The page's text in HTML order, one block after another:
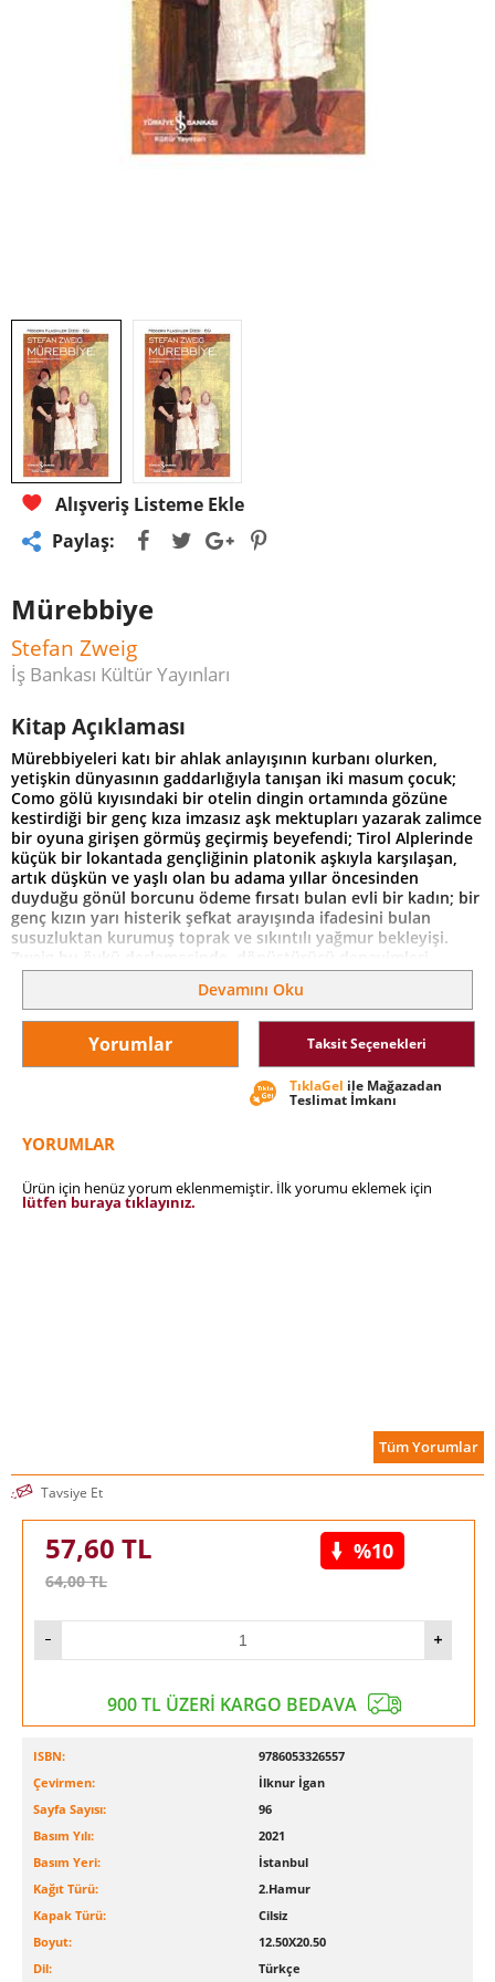
Alışveriş Listeme Ekle
Paylaş:
Mürebbiye
Stefan Zweig
İş Bankası Kültür Yayınları
Kitap Açıklaması
Mürebbiyeleri katı bir ahlak anlayışının kurbanı olurken,
yetişkin dünyasının gaddarlığıyla tanışan iki masum çocuk;
Como gölü kıyısındaki bir otelin dingin ortamında gözüne
kestirdiği bir genç kıza imzasız aşk mektupları yazarak zalimce
bir oyuna girişen görmüş geçirmiş beyefendi; Tirol Alplerinde
küçük bir lokantada gençliğinin platonik aşkıyla karşılaşan,
artık düşkün ve yaşlı olan bu adama yıllar öncesinden
duyduğu gönül borcunu ödeme fırsatı bulan evli bir kadın; bir
genç kızın yarı histerik şefkat arayışında ifadesini bulan
susuzluktan kurumuş toprak ve sıkıntılı yağmur bekleyişi.
Zweig bu öykü derlemesinde, dönüştürücü deneyimleri
sağlam anlatılara dönüştürmekteki ustalığıyla yine insanın
kusurlarını, özlemlerini, karşılaştığı engelleyici durumları
empatiyle çözümlüyor.
Devamını Oku
Yorumlar Taksit Seçenekleri
TıklaGel ile Mağazadan
Teslimat İmkanı
YORUMLAR
Ürün için henüz yorum eklenmemiştir. İlk yorumu eklemek için
lütfen buraya tıklayınız.
Tüm Yorumlar
Tavsiye Et
57,60 TL
64,00TL
%10
900 TL ÜZERİ KARGO BEDAVA
ISBN:
9786053326557
Çevirmen:
İlknur İgan
Sayfa Sayısı:
96
Basım Yılı:
2021
Basım Yeri:
İstanbul
Kağıt Türü:
2.Hamur
Kapak Türü:
Cilsiz
Boyut:
12.50X20.50
Dil:
Türkçe